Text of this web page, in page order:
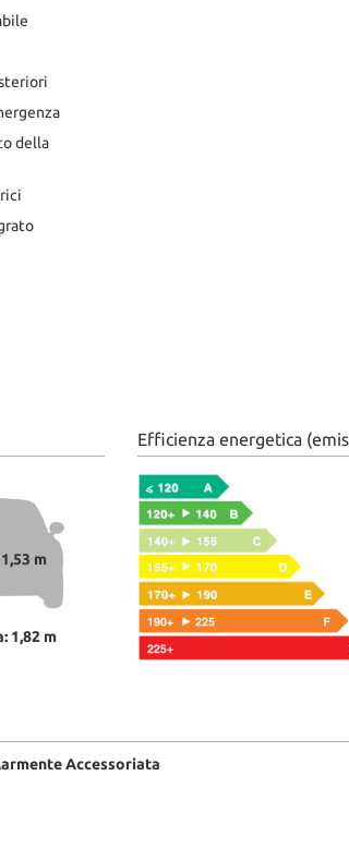
della
m
1,82 m
Efficienza energetica
Accessoriata